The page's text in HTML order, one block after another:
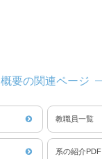
概要の関連ページ
教職員一覧
系の紹介PDF